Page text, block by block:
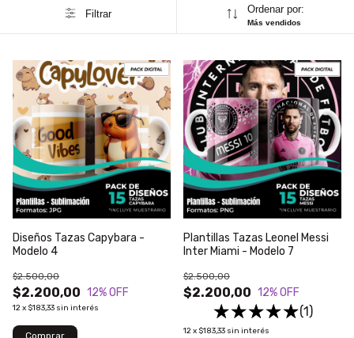
Filtrar Ordenar por:
Más vendidos
Diseños Tazas Capybara -
Modelo 4
$2.200,00
$2.500,00
12% OFF
12x $183,33 sin interés
Plantillas Tazas Leonel Messi
Inter Miami - Modelo 7
$2.200,00
$2.500,00
12% OFF
(1)
12x $183,33 sin interés